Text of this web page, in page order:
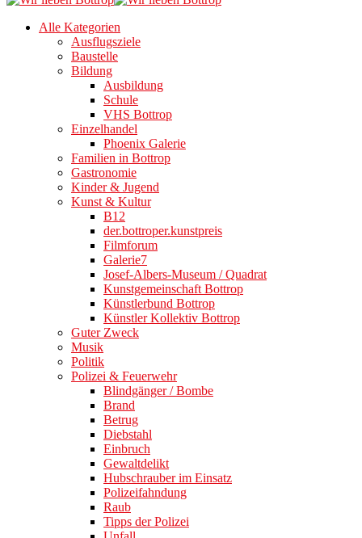
Alle Kategorien
Ausflugsziele
Baustelle
Bildung
Ausbildung
Schule
VHS Bottrop
Einzelhandel
Phoenix Galerie
Familien in Bottrop
Gastronomie
Kinder & Jugend
Kunst & Kultur
B12
der.bottroper.kunstpreis
Filmforum
Galerie7
Josef-Albers-Museum / Quadrat
Kunstgemeinschaft Bottrop
Künstlerbund Bottrop
Künstler Kollektiv Bottrop
Guter Zweck
Musik
Politik
Polizei & Feuerwehr
Blindgänger / Bombe
Brand
Betrug
Diebstahl
Einbruch
Gewaltdelikt
Hubschrauber im Einsatz
Polizeifahndung
Raub
Tipps der Polizei